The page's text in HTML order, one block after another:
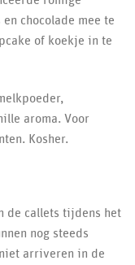
chocolade mee te
of koekje in te
aroma. Voor
Kosher.
de callets tijdens het
nog steeds
arriveren in de